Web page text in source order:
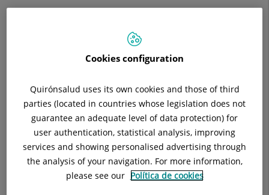
Cookies configuration
Quirónsalud uses its own cookies and those of third
parties (located in countries whose legislation does not
guarantee an adequate level of data protection) for
user authentication, statistical analysis, improving
services and showing personalised advertising through
the analysis of your navigation. For more information,
please see our Política de cookies